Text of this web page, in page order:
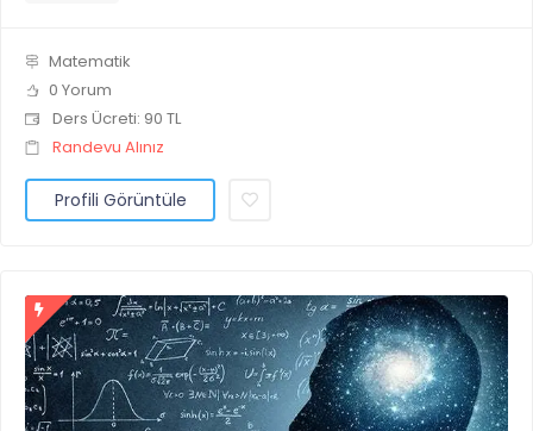
Matematik
0 Yorum
Ders Ücreti: 90 TL
Randevu Alınız
Profili Görüntüle